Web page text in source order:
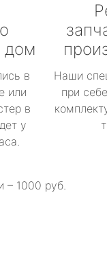
дом
в
или
в
у
Наши
при
– 1000 руб.